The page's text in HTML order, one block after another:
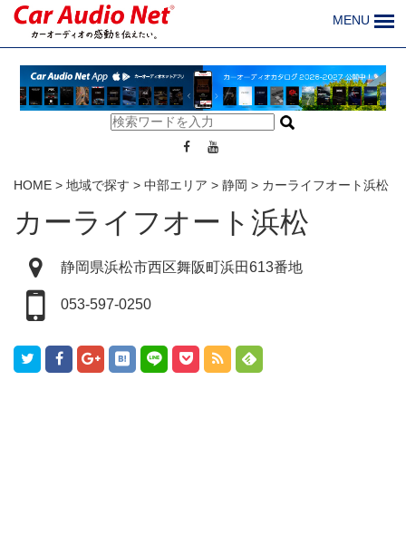
MENU
HOME > 地域で探す > 中部エリア > 静岡 > カーライフオート浜松
カーライフオート浜松
静岡県浜松市西区舞阪町浜田613番地
053-597-0250